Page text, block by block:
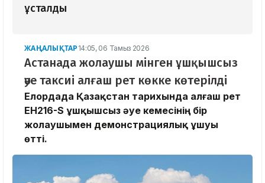
ұсталды
ЖАҢАЛЫҚТАР 14:05, 06 Тамыз 2026
Астанада жолаушы мінген ұшқышсыз
әуе таксиі алғаш рет көкке көтерілді
Елордада Қазақстан тарихында алғаш рет
EH216-S ұшқышсыз әуе кемесінің бір
жолаушымен демонстрациялық ұшуы
өтті.